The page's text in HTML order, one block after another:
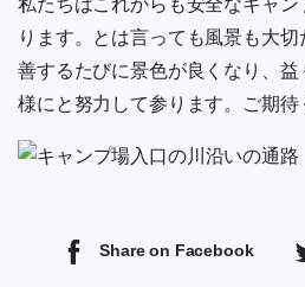
私たちはこれからも安全なキャ
ります。とは言っても風景も大
善するたびに景色が良くなり、
様にと努力して参ります。ご期待
Share on Facebook